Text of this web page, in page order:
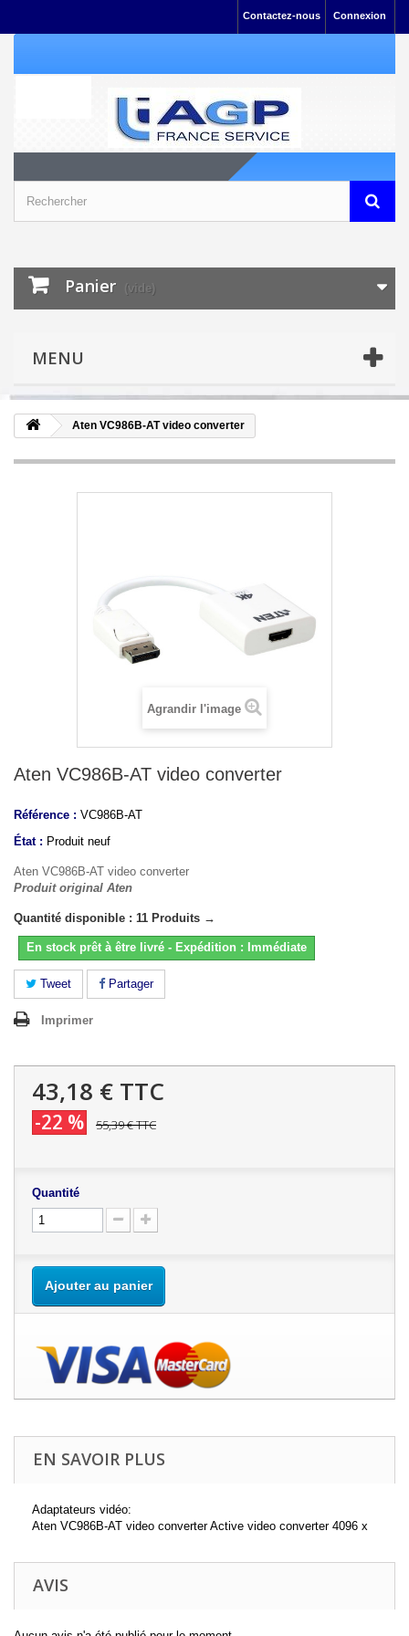
Connexion
Contactez-nous
Panier (vide)
MENU
Aten VC986B-AT video converter
Agrandir l'image
Aten VC986B-AT video converter
Référence : VC986B-AT
État : Produit neuf
Aten VC986B-AT video converter
Produit original Aten
Quantité disponible : 11 Produits →
En stock prêt à être livré - Expédition : Immédiate
Tweet Partager
Imprimer
43,18 € TTC
-22 % 55,39 €TTC
Quantité
Ajouter au panier
EN SAVOIR PLUS
Adaptateurs vidéo:
Aten VC986B-AT video converter Active video converter 4096 x
AVIS